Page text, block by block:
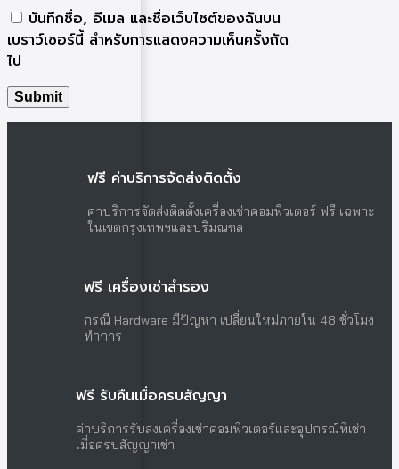
บันทึกชื่อ, อีเมล และชื่อเว็บไซต์ของฉันบน
เบราว์เซอร์นี้ สำหรับการแสดงความเห็นครั้งถัด
ไป
ฟรี ค่าบริการจัดส่งติดตั้ง
ค่าบริการจัดส่งติดตั้งเครื่องเช่าคอมพิวเตอร์ ฟรี เฉพาะ
ในเขตกรุงเทพฯและปริมณฑล
ฟรี เครื่องเช่าสำรอง
กรณี Hardware มีปัญหา เปลี่ยนใหม่ภายใน 48 ชั่วโมง
ทำการ
ฟรี รับคืนเมื่อครบสัญญา
ค่าบริการรับส่งเครื่องเช่าคอมพิวเตอร์และอุปกรณ์ที่เช่า
เมื่อครบสัญญาเช่า